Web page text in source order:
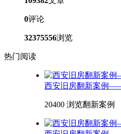
0评论
32375556浏览
热门阅读
西安旧房翻新案例
20400 浏览翻新案例